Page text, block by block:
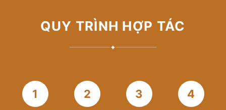
QUY TRÌNH HỢP TÁC
✦
1 2 3 4